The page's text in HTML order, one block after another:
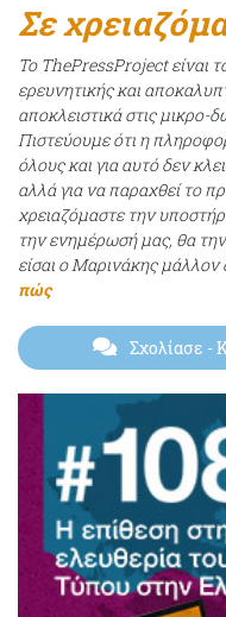
Σε
Το ThePressProject είναι
ερευνητικής και
αποκλειστικά στις
Πιστεύουμε ότι η
όλους και για αυτό δεν
αλλά για να παραχθεί το
χρειαζόμαστε την
την ενημέρωσή μας, θα
είσαι ο Μαρινάκης μάλλον
πώς
Σχολίασε -